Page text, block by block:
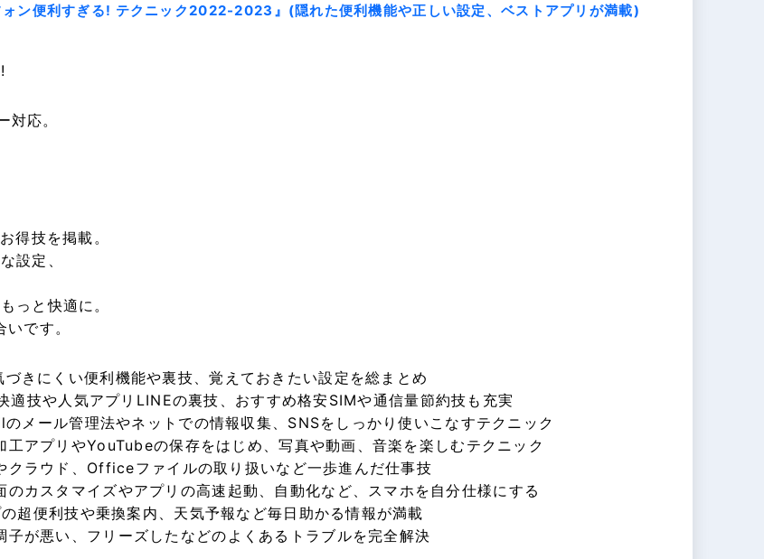
ン便利すぎる! テクニック2022-2023』(隠れた便利機能や正しい設定、ベストアプリが満載)
応。
得技を掲載。
設定、
っと快適に。
です。
にくい便利機能や裏技、覚えておきたい設定を総まとめ
や人気アプリLINEの裏技、おすすめ格安SIMや通信量節約技も充実
ール管理法やネットでの情報収集、SNSをしっかり使いこなすテクニック
プリやYouTubeの保存をはじめ、写真や動画、音楽を楽しむテクニック
ラウド、Officeファイルの取り扱いなど一歩進んだ仕事技
スタマイズやアプリの高速起動、自動化など、スマホを自分仕様にする
便利技や乗換案内、天気予報など毎日助かる情報が満載
悪い、フリーズしたなどのよくあるトラブルを完全解決